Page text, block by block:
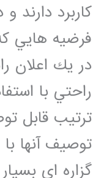
كاربرد دارند
فرضيه هايي
در يك اعلان
راحتي با
ترتيب قابل
توصيف آنها با
گزاره اي